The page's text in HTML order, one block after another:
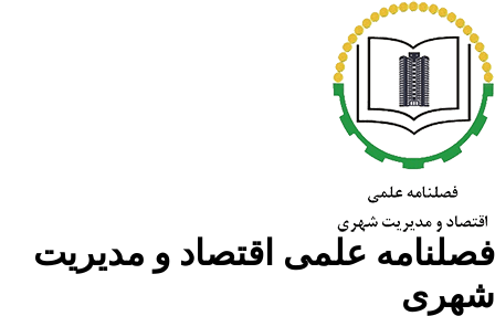
علمی اقتصاد و مدیریت